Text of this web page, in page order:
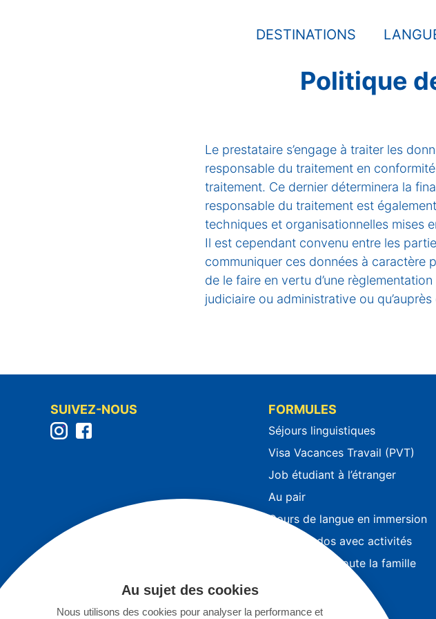
DESTINATIONS
Politique
Le prestataire s’engage à traiter les
responsable du traitement en
traitement. Ce dernier déterminera la
responsable du traitement est
techniques et organisationnelles mises
Il est cependant convenu entre les
communiquer ces données à caractère
de le faire en vertu d’une
judiciaire ou administrative ou
SUIVEZ-NOUS FORMULES
Séjours linguistiques
Visa Vacances Travail (PVT)
Job étudiant à l’étranger
Au pair
Cours de langue en immersion
Séjours ados avec activités
Séjours pour toute la famille
Eco volontariat
Au sujet des cookies
Nous utilisons des cookies pour analyser la performance et